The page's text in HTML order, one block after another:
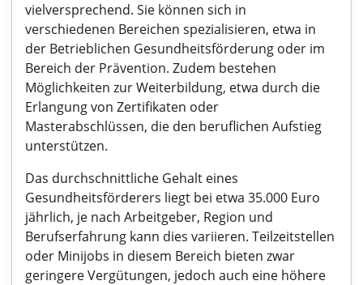
vielversprechend. Sie können sich in
verschiedenen Bereichen spezialisieren, etwa in
der Betrieblichen Gesundheitsförderung oder im
Bereich der Prävention. Zudem bestehen
Möglichkeiten zur Weiterbildung, etwa durch die
Erlangung von Zertifikaten oder
Masterabschlüssen, die den beruflichen Aufstieg
unterstützen.
Das durchschnittliche Gehalt eines
Gesundheitsförderers liegt bei etwa 35.000 Euro
jährlich, je nach Arbeitgeber, Region und
Berufserfahrung kann dies variieren. Teilzeitstellen
oder Minijobs in diesem Bereich bieten zwar
geringere Vergütungen, jedoch auch eine höhere